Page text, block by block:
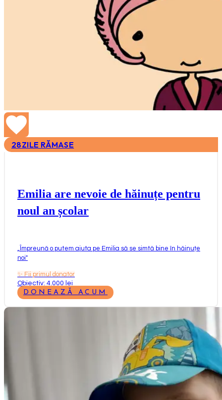
28ZILE RĂMASE
Emilia are nevoie de hăinuțe pentru
noul an școlar
Împreună o putem ajuta pe Emilia să se simtă bine în hăinuțe
noi"
✨ Fii primul donator
Obiectiv: 4.000 lei
DONEAZĂ ACUM